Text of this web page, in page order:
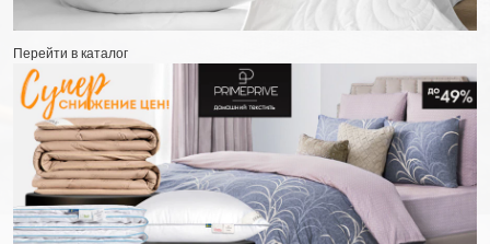
Перейти в каталог